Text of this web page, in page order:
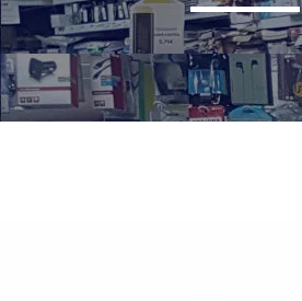
Servicios
Novedades